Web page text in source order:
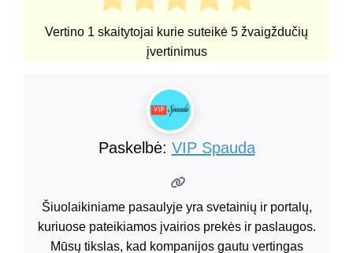
Vertino 1 skaitytojai kurie suteikė 5 žvaigždučių
įvertinimus
Paskelbė: VIP Spauda
Šiuolaikiniame pasaulyje yra svetainių ir portalų,
kuriuose pateikiamos įvairios prekės ir paslaugos.
Mūsų tikslas, kad kompanijos gautu vertingas